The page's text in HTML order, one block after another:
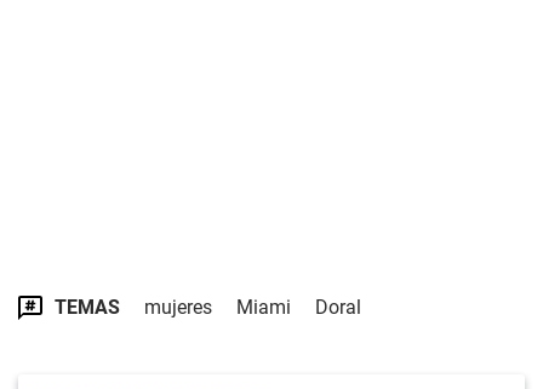
TEMAS mujeres Miami Doral